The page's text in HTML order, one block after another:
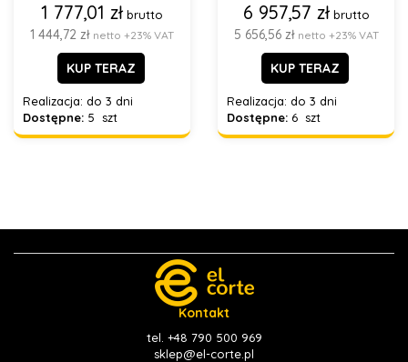
1 777,01 zł brutto
1 444,72 zł netto +23% VAT
KUP TERAZ
Realizacja: do 3 dni
Dostępne: 5 szt
6 957,57 zł brutto
5 656,56 zł netto +23% VAT
KUP TERAZ
Realizacja: do 3 dni
Dostępne: 6 szt
Kontakt
tel. +48 790 500 969
sklep@el-corte.pl